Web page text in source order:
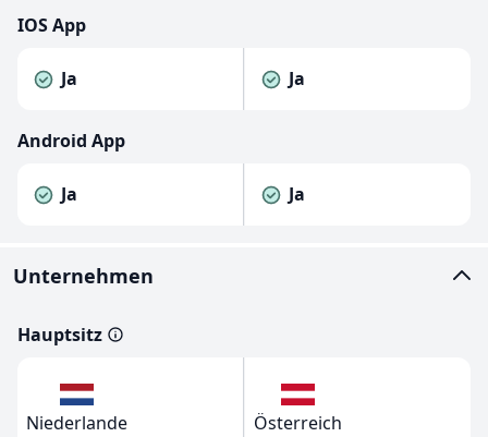
IOS App
Ja Ja
Android App
Ja Ja
Unternehmen
Hauptsitz
Niederlande Österreich